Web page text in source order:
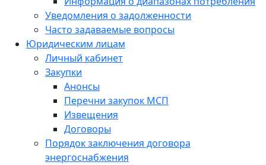
Уведомления о задолженности
Часто задаваемые вопросы
Юридическим лицам
Личный кабинет
Закупки
Анонсы
Перечни закупок МСП
Извещения
Договоры
Порядок заключения договора
энергоснабжения